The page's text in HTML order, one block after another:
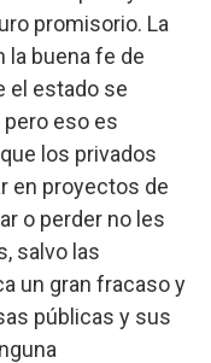
promisorio. La
la buena fe de
el estado se
pero eso es
los privados
en proyectos de
o perder no les
salvo las
un gran fracaso y
públicas y sus